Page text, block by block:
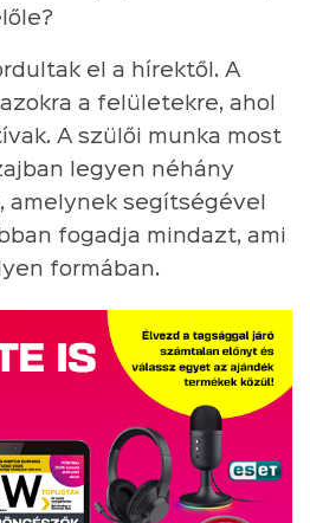
el a hírektől. A
a felületekre, ahol
A szülői munka most
legyen néhány
amelynek segítségével
fogadja mindazt, ami
formában.